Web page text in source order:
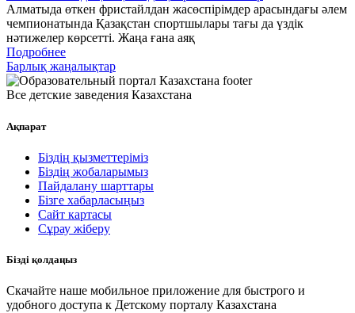
Алматыда өткен фристайлдан жасөспірімдер арасындағы әлем
чемпионатында Қазақстан спортшылары тағы да үздік
нәтижелер көрсетті. Жаңа ғана аяқ
Подробнее
Барлық жаңалықтар
Все детские заведения Казахстана
Ақпарат
Біздің қызметтеріміз
Біздің жобаларымыз
Пайдалану шарттары
Бізге хабарласыңыз
Сайт картасы
Сұрау жіберу
Бізді қолдаңыз
Скачайте наше мобильное приложение для быстрого и
удобного доступа к Детскому порталу Казахстана